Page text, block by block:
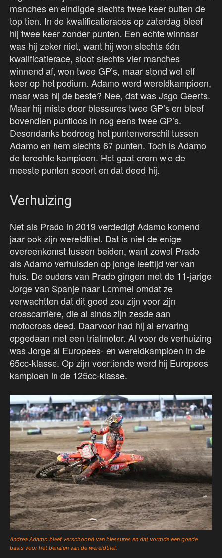
manches en eindigde slechts twee keer buiten de
top tien. In de kwalificatieraces op zaterdag bleef
hij twee keer zonder punten. Een echte winnaar
was hij zeker niet, want hij won slechts één
kwalificatierace, sloot slechts vier manches
winnend af, won twee GP’s, maar stond wel elf
keer op het podium. Adamo werd wereldkampioen,
maar was hij de beste? Nee, dat was Jago Geerts.
Maar hij miste door blessures twee GP’s en bleef
bovendien puntloos in nog eens twee GP’s.
Desondanks bedroeg het puntenverschil tussen
Adamo en hem slechts 67 punten. Toch is Adamo
de terechte kampioen. Het gaat erom wie de
meeste punten scoort en dat deed hij.
Verhuizing
Net als Prado in 2019 verdedigt Adamo komend
jaar ook zijn wereldtitel. Dat is niet de enige
overeenkomst tussen beiden, want zowel Prado
als Adamo verhuisden op jonge leeftijd ver van
huis. De ouders van Prado gingen met de 11-jarige
Jorge van Spanje naar Lommel omdat ze
verwachtten dat dit goed zou zijn voor zijn
crosscarrière, die al sinds zijn zesde aan
motocross deed. Daarvoor had hij al ervaring
opgedaan met een trialmotor. Al voor de verhuizing
was Jorge al Europees- en wereldkampioen in de
65cc-klasse. Op zijn veertiende werd hij Europees
kampioen in de 125cc-klasse.
Andrea Adamo bleef verschoond van blessures en dat vormde een goede
basis voor het behalen van de wereldtitel.